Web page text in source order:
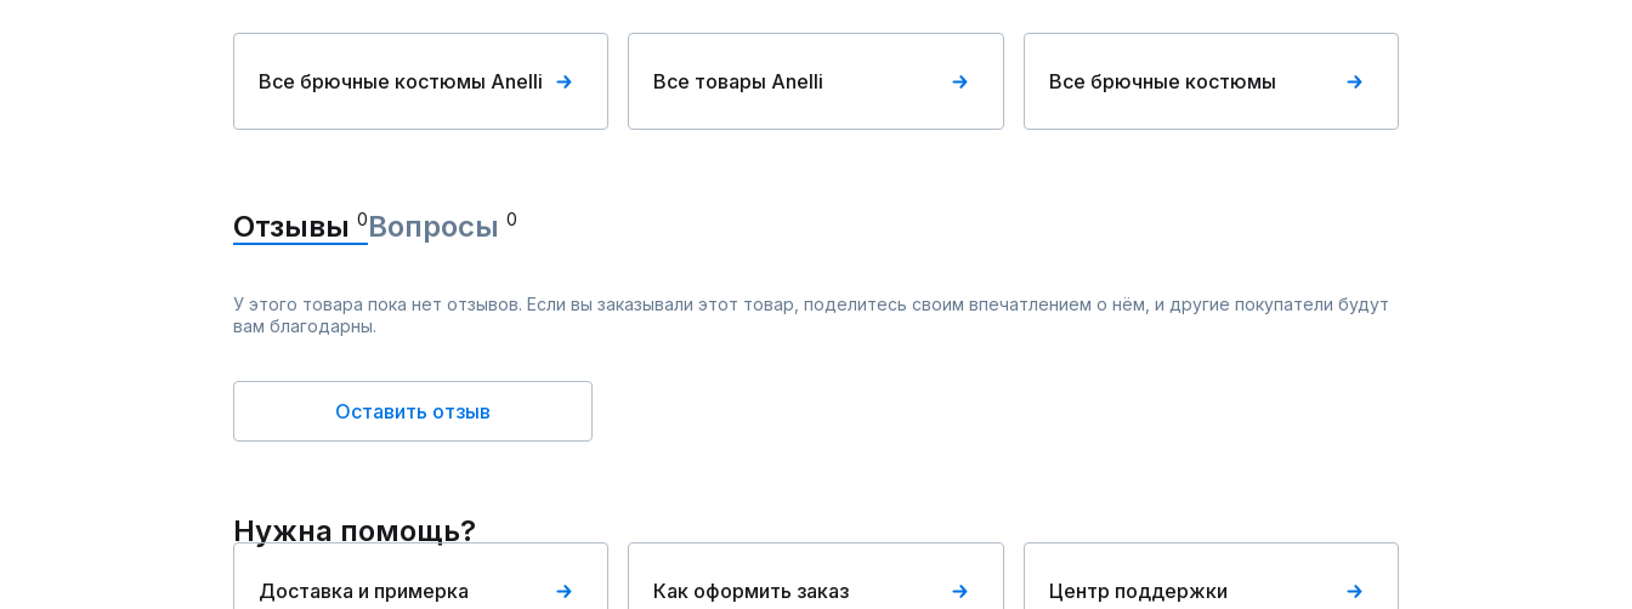
Все брючные костюмы Anelli Все товары Anelli Все брючные костюмы
Отзывы 0Вопросы 0
У этого товара пока нет отзывов. Если вы заказывали этот товар, поделитесь своим впечатлением о нём, и другие покупатели будут
вам благодарны.
Оставить отзыв
Нужна помощь?
Доставка и примерка Как оформить заказ Центр поддержки